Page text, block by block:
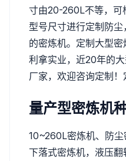
寸由20-260L不等，可
型号尺寸进行定制防
的密炼机。定制大型
利拿实业，近20年的
厂家，欢迎咨询定制
量产型密炼机
10~260L密炼机、防尘
下落式密炼机，液压翻